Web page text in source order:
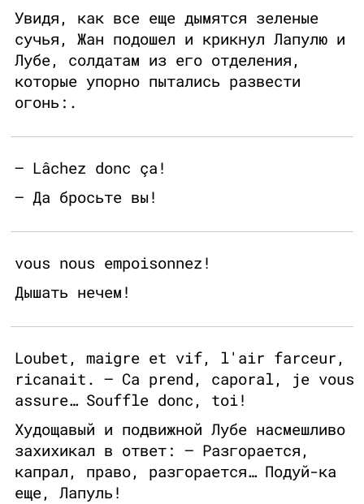
Увидя, как все еще дымятся зеленые
сучья, Жан подошел и крикнул Лапулю и
Лубе, солдатам из его отделения,
которые упорно пытались развести
огонь:.
— Lâchez donc ça!
— Да бросьте вы!
vous nous empoisonnez!
Дышать нечем!
Loubet, maigre et vif, l'air farceur,
ricanait. — Ca prend, caporal, je vous
assure… Souffle donc, toi!
Худощавый и подвижной Лубе насмешливо
захихикал в ответ: — Разгорается,
капрал, право, разгорается… Подуй-ка
еще, Лапуль!